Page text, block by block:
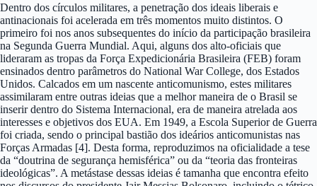
Dentro dos círculos militares, a penetração dos ideais liberais e
antinacionais foi acelerada em três momentos muito distintos. O
primeiro foi nos anos subsequentes do início da participação brasileira
na Segunda Guerra Mundial. Aqui, alguns dos alto-oficiais que
lideraram as tropas da Força Expedicionária Brasileira (FEB) foram
ensinados dentro parâmetros do National War College, dos Estados
Unidos. Calcados em um nascente anticomunismo, estes militares
assimilaram entre outras ideias que a melhor maneira de o Brasil se
inserir dentro do Sistema Internacional, era de maneira atrelada aos
interesses e objetivos dos EUA. Em 1949, a Escola Superior de Guerra
foi criada, sendo o principal bastião dos ideários anticomunistas nas
Forças Armadas [4]. Desta forma, reproduzimos na oficialidade a tese
da “doutrina de segurança hemisférica” ou da “teoria das fronteiras
ideológicas”. A metástase dessas ideias é tamanha que encontra efeito